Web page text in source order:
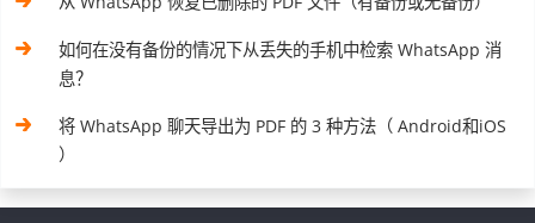
如何在没有备份的情况下从丢失的手机中检索 WhatsApp 消
息？
将 WhatsApp 聊天导出为 PDF 的 3 种方法（ Android和iOS
）